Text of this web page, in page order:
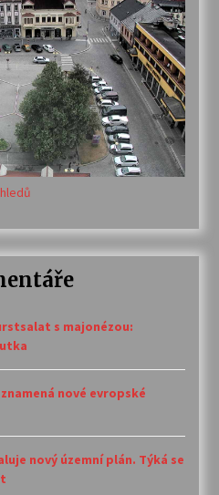
s majonézou:
nové evropské
nový územní plán. Týká se